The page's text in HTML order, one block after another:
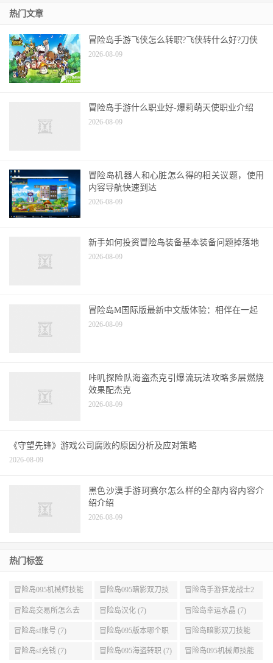
热门文章
冒险岛手游飞侠怎么转职?飞侠转什么好?刀侠
2026-08-09
冒险岛手游什么职业好-爆莉萌天使职业介绍
2026-08-09
冒险岛机器人和心脏怎么得的相关议题，使用
内容导航快速到达
2026-08-09
新手如何投资冒险岛装备基本装备问题掉落地
2026-08-09
冒险岛M国际版最新中文版体验：相伴在一起
2026-08-09
咔叽探险队海盗杰克引爆流玩法攻略多层燃烧
效果配杰克
2026-08-09
《守望先锋》游戏公司腐败的原因分析及应对策略
2026-08-09
黑色沙漠手游珂赛尔怎么样的全部内容内容介
绍介绍
2026-08-09
热门标签
冒险岛095机械师技能
展示 (9)
冒险岛095暗影双刀技
能加点 (9)
冒险岛手游狂龙战士2
转 (9)
冒险岛交易所怎么去
(8)
冒险岛汉化 (7) 冒险岛幸运水晶 (7)
冒险岛sf账号 (7) 冒险岛095版本哪个职
业段数高些 (7)
冒险岛暗影双刀技能
加点095版本 (7)
冒险岛sf充钱 (7) 冒险岛095海盗转职 (7) 冒险岛095机械师技能